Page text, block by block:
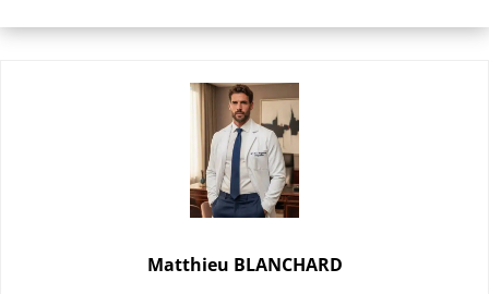
Matthieu BLANCHARD